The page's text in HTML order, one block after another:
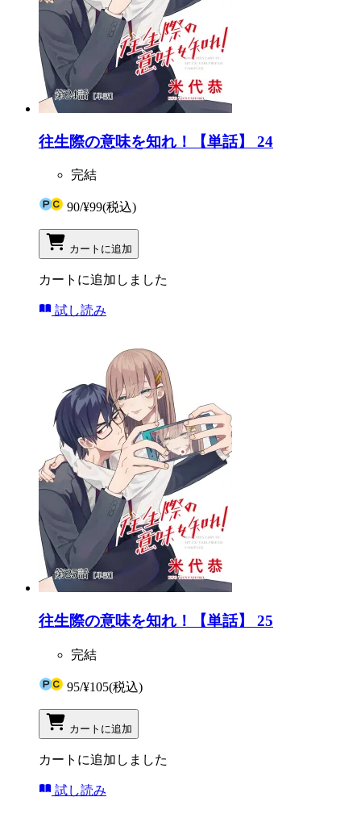
往生際の意味を知れ！【単話】 24
完結
90/¥99(税込)
カートに追加
カートに追加しました
試し読み
往生際の意味を知れ！【単話】 25
完結
95/¥105(税込)
カートに追加
カートに追加しました
試し読み